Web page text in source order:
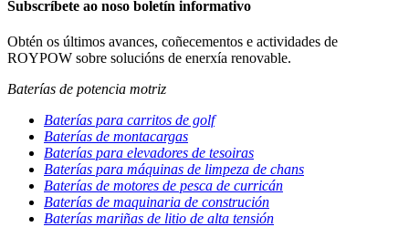
Subscríbete ao noso boletín informativo
Obtén os últimos avances, coñecementos e actividades de
ROYPOW sobre solucións de enerxía renovable.
Baterías de potencia motriz
Baterías para carritos de golf
Baterías de montacargas
Baterías para elevadores de tesoiras
Baterías para máquinas de limpeza de chans
Baterías de motores de pesca de curricán
Baterías de maquinaria de construción
Baterías mariñas de litio de alta tensión